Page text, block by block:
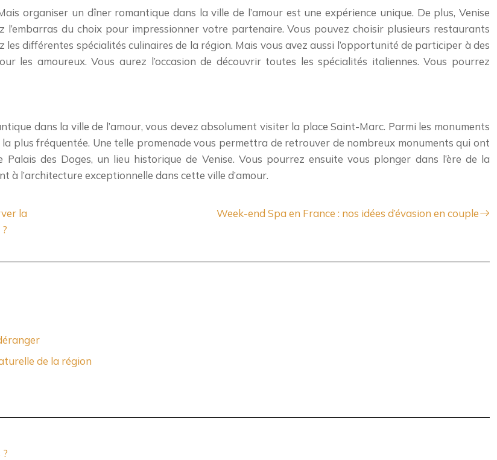
organiser un dîner romantique dans la ville de l’amour est une expérience unique. De plus, Venise
l’embarras du choix pour impressionner votre partenaire. Vous pouvez choisir plusieurs restaurants
différentes spécialités culinaires de la région. Mais vous avez aussi l’opportunité de participer à des
les amoureux. Vous aurez l’occasion de découvrir toutes les spécialités italiennes. Vous pourrez
dans la ville de l’amour, vous devez absolument visiter la place Saint-Marc. Parmi les monuments
plus fréquentée. Une telle promenade vous permettra de retrouver de nombreux monuments qui ont
des Doges, un lieu historique de Venise. Vous pourrez ensuite vous plonger dans l’ère de la
à l’architecture exceptionnelle dans cette ville d’amour.
la
Week-end Spa en France : nos idées d’évasion en couple
de la région